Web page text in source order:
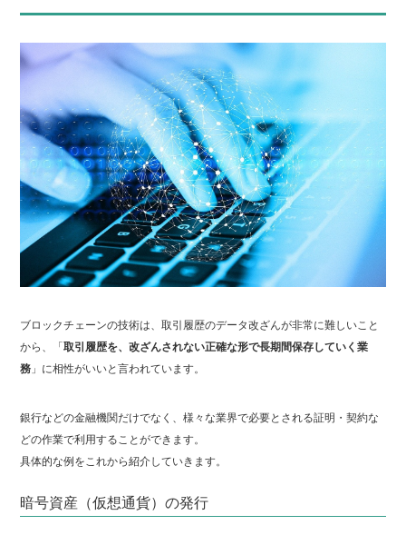
ブロックチェーンの技術は、取引履歴のデータ改ざんが非常に難しいこと
から、「取引履歴を、改ざんされない正確な形で長期間保存していく業
務 」に相性がいいと言われています。
銀行などの金融機関だけでなく、様々な業界で必要とされる証明・契約な
どの作業で利用することができます。
具体的な例をこれから紹介していきます。
暗号資産（仮想通貨）の発行